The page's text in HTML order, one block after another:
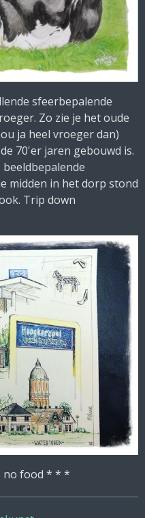
sfeerbepalende
Zo zie je het oude
ja heel vroeger dan)
70'er jaren gebouwd is.
midden in het dorp stond
Trip down
food * * *